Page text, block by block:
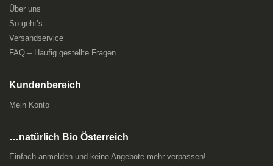
Über uns
So geht’s
Versandservice
FAQ – Häufig gestellte Fragen
Kundenbereich
Mein Konto
…natürlich Bio Österreich
Einfach anmelden und keine Angebote mehr verpassen!